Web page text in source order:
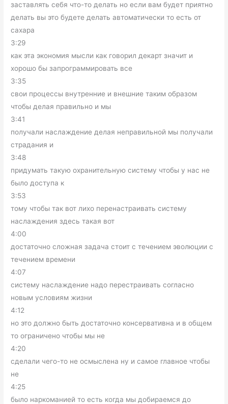
заставлять себя что-то делать но если вам будет приятно
делать вы это будете делать автоматически то есть от
сахара
3:29
как эта экономия мысли как говорил декарт значит и
хорошо бы запрограммировать все
3:35
свои процессы внутренние и внешние таким образом
чтобы делая правильно и мы
3:41
получали наслаждение делая неправильной мы получали
страдания и
3:48
придумать такую охранительную систему чтобы у нас не
было доступа к
3:53
тому чтобы так вот лихо перенастраивать систему
наслаждения здесь такая вот
4:00
достаточно сложная задача стоит с течением эволюции с
течением времени
4:07
систему наслаждение надо перестраивать согласно
новым условиям жизни
4:12
но это должно быть достаточно консервативна и в общем
то ограничено чтобы мы не
4:20
сделали чего-то не осмыслена ну и самое главное чтобы
не
4:25
было наркоманией то есть когда мы добираемся до